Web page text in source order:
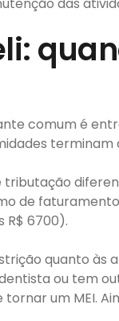
comum é
terminam
tributação
de
R$ 6700).
quanto às
ou tem
um MEI.